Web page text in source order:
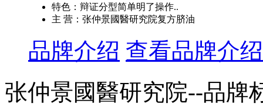
特色：辩证分型简单明了操作..
主 营：张仲景國醫研究院复方脐油
品牌介绍 查看品牌介绍
张仲景國醫研究院--品牌